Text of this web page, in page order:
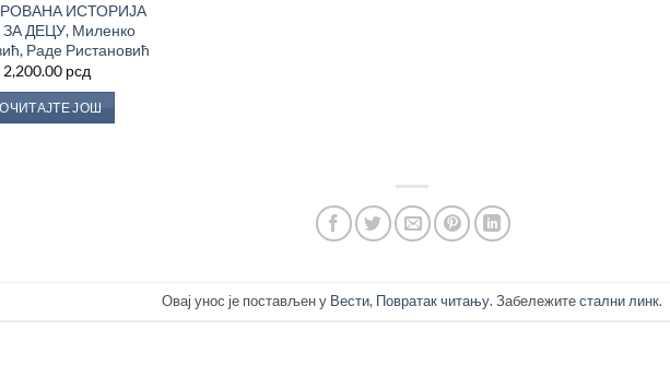
Листу
ИСТОРИЈА
ДЕЦУ, Миленко
Раде Ристановић
2,200.00 рсд
ЈОШ
Овај унос је постављен у Вести, Повратак читању. Забележитестални линк.